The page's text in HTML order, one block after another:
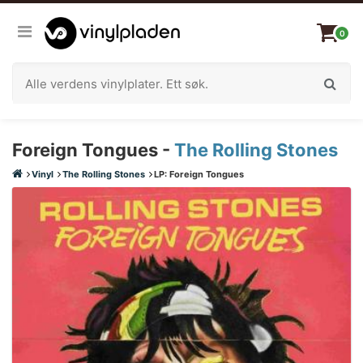
0
Foreign Tongues - The Rolling Stones
Vinyl The Rolling Stones LP: Foreign Tongues